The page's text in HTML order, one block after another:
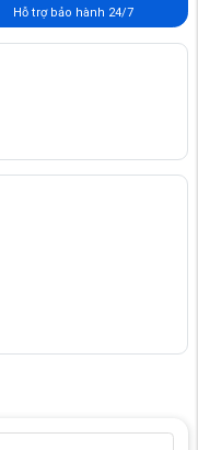
Hỗ trợ bảo hành 24/7